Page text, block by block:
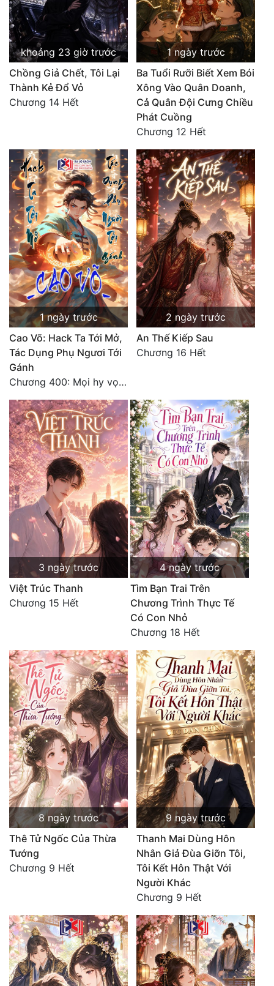
khoảng 23 giờ trước
Chồng Giả Chết, Tôi Lại
Thành Kẻ Đổ Vỏ
Chương 14 Hết
1 ngày trước
Ba Tuổi Rưỡi Biết Xem Bói
Xông Vào Quân Doanh,
Cả Quân Đội Cưng Chiều
Phát Cuồng
Chương 12 Hết
1 ngày trước
Cao Võ: Hack Ta Tới Mở,
Tác Dụng Phụ Ngươi Tới
Gánh
Chương 400: Mọi hy vọng đặt trên Tô Mặc!
2 ngày trước
An Thế Kiếp Sau
Chương 16 Hết
3 ngày trước
Việt Trúc Thanh
Chương 15 Hết
4 ngày trước
Tìm Bạn Trai Trên
Chương Trình Thực Tế
Có Con Nhỏ
Chương 18 Hết
8 ngày trước
Thê Tử Ngốc Của Thừa
Tướng
Chương 9 Hết
9 ngày trước
Thanh Mai Dùng Hôn
Nhân Giả Đùa Giỡn Tôi,
Tôi Kết Hôn Thật Với
Người Khác
Chương 9 Hết